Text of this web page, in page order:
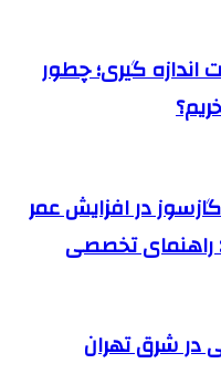
اندازه گیری؛ چطور
در افزایش عمر
راهنمای تخصصی
در شرق تهران